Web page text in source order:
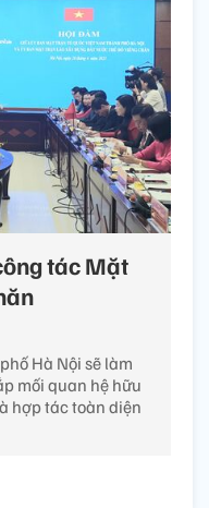
tác Mặt
Hà Nội sẽ làm
mối quan hệ hữu
hợp tác toàn diện